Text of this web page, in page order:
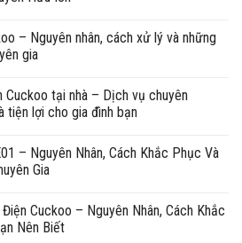
– Nguyên nhân, cách xử lý và những
gia
Cuckoo tại nhà – Dịch vụ chuyên
tiện lợi cho gia đình bạn
– Nguyên Nhân, Cách Khắc Phục Và
Gia
Cuckoo – Nguyên Nhân, Cách Khắc
Nên Biết